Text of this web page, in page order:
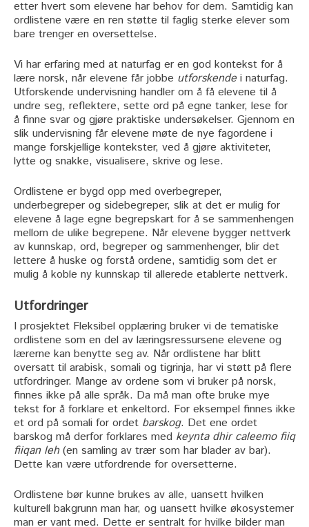
etter hvert som elevene har behov for dem. Samtidig kan
ordlistene være en ren støtte til faglig sterke elever som
bare trenger en oversettelse.
Vi har erfaring med at naturfag er en god kontekst for å
lære norsk, når elevene får jobbe utforskende i naturfag.
Utforskende undervisning handler om å få elevene til å
undre seg, reflektere, sette ord på egne tanker, lese for
å finne svar og gjøre praktiske undersøkelser. Gjennom en
slik undervisning får elevene møte de nye fagordene i
mange forskjellige kontekster, ved å gjøre aktiviteter,
lytte og snakke, visualisere, skrive og lese.
Ordlistene er bygd opp med overbegreper,
underbegreper og sidebegreper, slik at det er mulig for
elevene å lage egne begrepskart for å se sammenhengen
mellom de ulike begrepene. Når elevene bygger nettverk
av kunnskap, ord, begreper og sammenhenger, blir det
lettere å huske og forstå ordene, samtidig som det er
mulig å koble ny kunnskap til allerede etablerte nettverk.
Utfordringer
I prosjektet Fleksibel opplæring bruker vi de tematiske
ordlistene som en del av læringsressursene elevene og
lærerne kan benytte seg av. Når ordlistene har blitt
oversatt til arabisk, somali og tigrinja, har vi støtt på flere
utfordringer. Mange av ordene som vi bruker på norsk,
finnes ikke på alle språk. Da må man ofte bruke mye
tekst for å forklare et enkeltord. For eksempel finnes ikke
et ord på somali for ordet barskog. Det ene ordet
barskog må derfor forklares med keynta dhir caleemo fiiq
fiiqan leh(en samling av trær som har blader av bar).
Dette kan være utfordrende for oversetterne.
Ordlistene bør kunne brukes av alle, uansett hvilken
kulturell bakgrunn man har, og uansett hvilke økosystemer
man er vant med. Dette er sentralt for hvilke bilder man